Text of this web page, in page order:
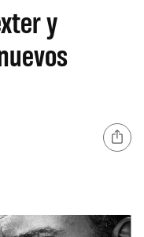
y